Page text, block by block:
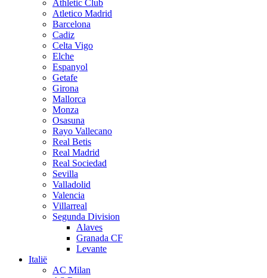
Athletic Club
Atletico Madrid
Barcelona
Cadiz
Celta Vigo
Elche
Espanyol
Getafe
Girona
Mallorca
Monza
Osasuna
Rayo Vallecano
Real Betis
Real Madrid
Real Sociedad
Sevilla
Valladolid
Valencia
Villarreal
Segunda Division
Alaves
Granada CF
Levante
Italië
AC Milan